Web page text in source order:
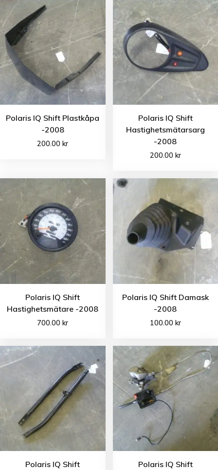
Polaris IQ Shift Plastkåpa
-2008
200.00kr
Polaris IQ Shift
Hastighetsmätarsarg
-2008
200.00 kr
Polaris IQ Shift
Hastighetsmätare -2008
700.00kr
Polaris IQ Shift Damask
-2008
100.00 kr
Polaris IQ Shift
Polaris IQ Shift